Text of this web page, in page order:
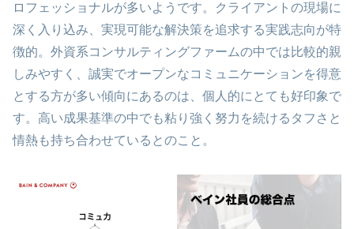
ロフェッショナルが多いようです。クライアントの現場に
深く入り込み、実現可能な解決策を追求する実践志向が特
徴的。外資系コンサルティングファームの中では比較的親
しみやすく、誠実でオープンなコミュニケーションを得意
とする方が多い傾向にあるのは、個人的にとても好印象で
す。高い成果基準の中でも粘り強く努力を続けるタフさと
情熱も持ち合わせているとのこと。